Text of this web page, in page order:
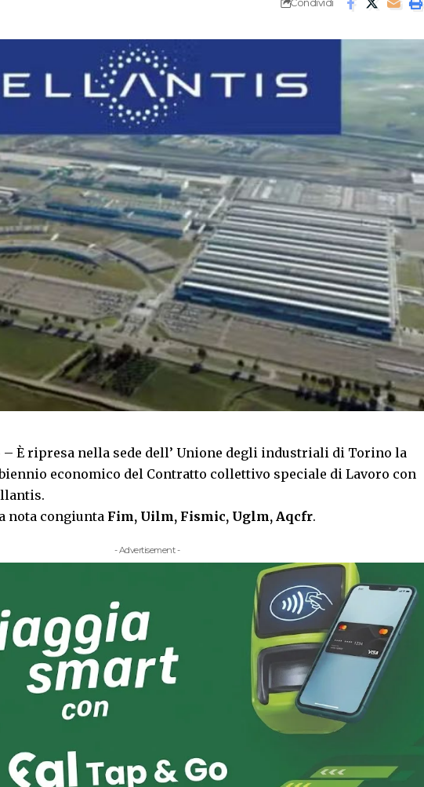
Condividi
– È ripresa nella sede dell’ Unione degli industriali di Torino la
economico del Contratto collettivo speciale di Lavoro con
nota congiunta Fim, Uilm, Fismic, Uglm, Aqcfr.
- Advertisement -